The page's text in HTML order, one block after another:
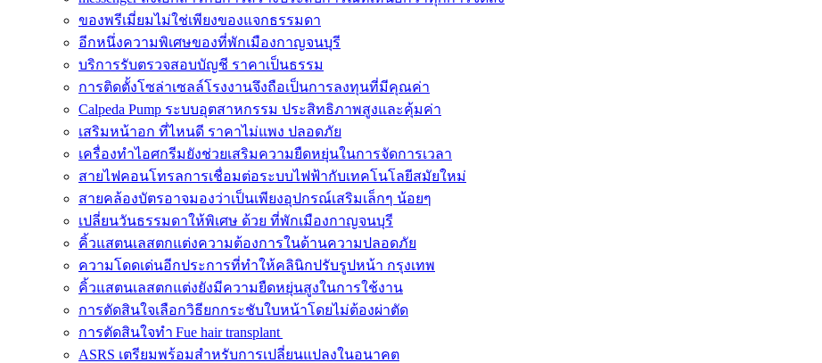
ของพรีเมี่ยมไม่ใช่เพียงของแจกธรรมดา
อีกหนึ่งความพิเศษของที่พักเมืองกาญจนบุรี
บริการรับตรวจสอบบัญชี ราคาเป็นธรรม
การติดตั้งโซล่าเซลล์โรงงานจึงถือเป็นการลงทุนที่มีคุณค่า
Calpeda Pump ระบบอุตสาหกรรม ประสิทธิภาพสูงและคุ้มค่า
เสริมหน้าอก ที่ไหนดี ราคาไม่แพง ปลอดภัย
เครื่องทำไอศกรีมยังช่วยเสริมความยืดหยุ่นในการจัดการเวลา
สายไฟคอนโทรลการเชื่อมต่อระบบไฟฟ้ากับเทคโนโลยีสมัยใหม่
สายคล้องบัตรอาจมองว่าเป็นเพียงอุปกรณ์เสริมเล็กๆ น้อยๆ
เปลี่ยนวันธรรมดาให้พิเศษ ด้วย ที่พักเมืองกาญจนบุรี
คิ้วแสตนเลสตกแต่งความต้องการในด้านความปลอดภัย
ความโดดเด่นอีกประการที่ทำให้คลินิกปรับรูปหน้า กรุงเทพ
คิ้วแสตนเลสตกแต่งยังมีความยืดหยุ่นสูงในการใช้งาน
การตัดสินใจเลือกวิธียกกระชับใบหน้าโดยไม่ต้องผ่าตัด
การตัดสินใจทำ Fue hair transplant
ASRS เตรียมพร้อมสำหรับการเปลี่ยนแปลงในอนาคต